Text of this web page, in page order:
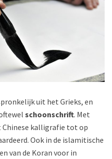
uit het Grieks, en
schoonschrift. Met
Chinese kalligrafie tot op
Ook in de islamitische
van de Koran voor in